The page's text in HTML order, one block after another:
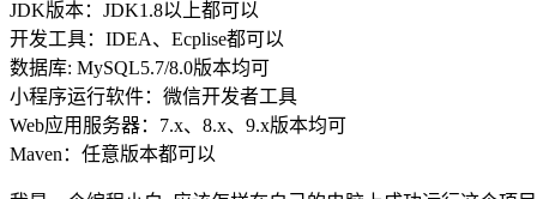
JDK版本：JDK1.8以上都可以
开发工具：IDEA、Ecplise都可以
数据库: MySQL5.7/8.0版本均可
小程序运行软件：微信开发者工具
Web应用服务器：7.x、8.x、9.x版本均可
Maven：任意版本都可以